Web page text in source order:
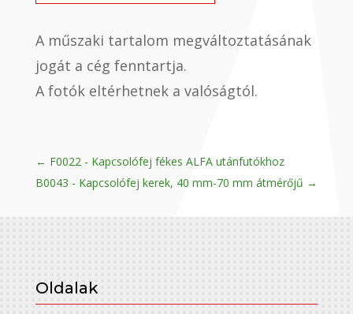
A műszaki tartalom megváltoztatásának
jogát a cég fenntartja.
A fotók eltérhetnek a valóságtól.
← F0022 - Kapcsolófej fékes ALFA utánfutókhoz
B0043 - Kapcsolófej kerek, 40 mm-70 mm átmérőjű →
Oldalak